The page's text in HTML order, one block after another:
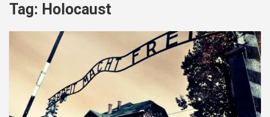
Tag: Holocaust